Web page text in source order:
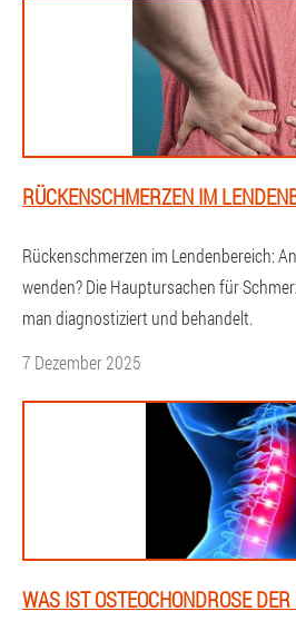
RÜCKENSCHMERZEN IM
Rückenschmerzen im Lendenbereich:
wenden? Die Hauptursachen für
man diagnostiziert und behandelt.
7 Dezember 2025
WAS IST OSTEOCHONDROSE